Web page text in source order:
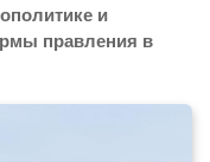
и
правления в